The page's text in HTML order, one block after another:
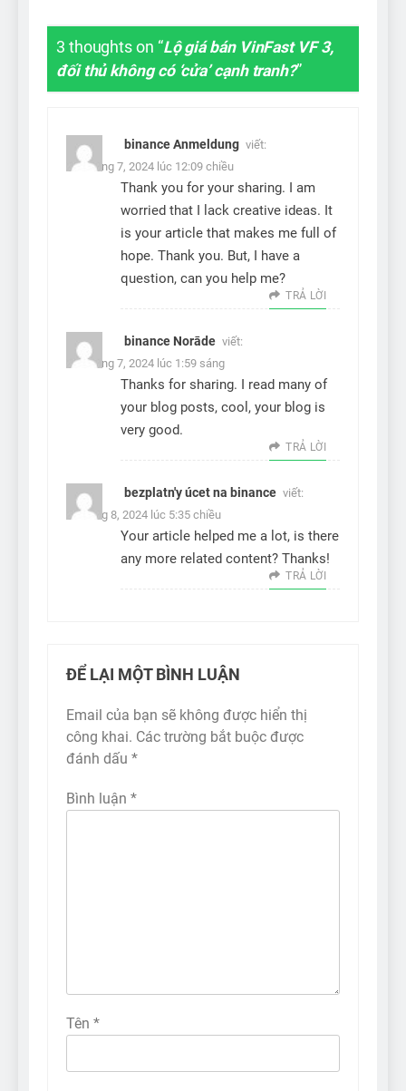
3 thoughts on “Lộ giá bán VinFast VF 3,
đối thủ không có ‘cửa’ cạnh tranh?”
binance Anmeldung viết:
25 Tháng 7, 2024 lúc 12:09 chiều
Thank you for your sharing. I am
worried that I lack creative ideas. It
is your article that makes me full of
hope. Thank you. But, I have a
question, can you help me?
TRẢ LỜI
binance Norāde viết:
29 Tháng 7, 2024 lúc 1:59 sáng
Thanks for sharing. I read many of
your blog posts, cool, your blog is
very good.
TRẢ LỜI
bezplatn'y úcet na binance viết:
5 Tháng 8, 2024 lúc 5:35 chiều
Your article helped me a lot, is there
any more related content? Thanks!
TRẢ LỜI
ĐỂ LẠI MỘT BÌNH LUẬN
Email của bạn sẽ không được hiển thị
công khai. Các trường bắt buộc được
đánh dấu *
Bình luận *
Tên *